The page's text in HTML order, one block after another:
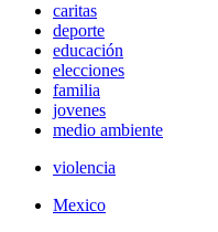
caritas
deporte
educación
elecciones
familia
jovenes
medio ambiente
violencia
Mexico